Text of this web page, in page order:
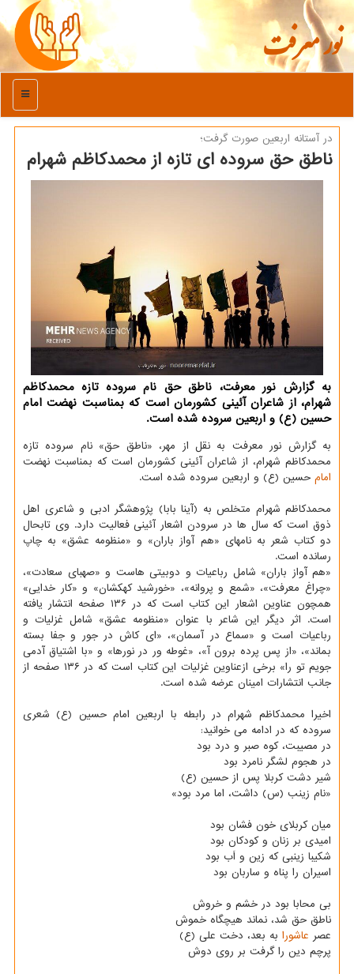
نور معرفت
منو
در آستانه اربعین صورت گرفت؛
ناطق حق سروده ای تازه از محمدکاظم شهرام
به گزارش نور معرفت، ناطق حق نام سروده تازه محمدکاظم
شهرام، از شاعران آئینی کشورمان است که بمناسبت نهضت امام
حسین (ع) و اربعین سروده شده است.
به گزارش نور معرفت به نقل از مهر، «ناطق حق» نام سروده تازه
محمدکاظم شهرام، از شاعران آئینی کشورمان است که بمناسبت نهضت
امام حسین (ع) و اربعین سروده شده است.
محمدکاظم شهرام متخلص به (آینا بابا) پژوهشگر ادبی و شاعری اهل
ذوق است که سال ها در سرودن اشعار آئینی فعالیت دارد. وی تابحال
دو کتاب شعر به نامهای «هم آواز باران» و «منظومه عشق» به چاپ
رسانده است.
«هم آواز باران» شامل رباعیات و دوبیتی هاست و «صهبای سعادت»،
«چراغ معرفت»، «شمع و پروانه»، «خورشید کهکشان» و «کار خدایی»
همچون عناوین اشعار این کتاب است که در ۱۳۶ صفحه انتشار یافته
است. اثر دیگر این شاعر با عنوان «منظومه عشق» شامل غزلیات و
رباعیات است و «سماع در آسمان»، «ای کاش در جور و جفا بسته
بماند»، «از پس پرده برون آ»، «غوطه ور در نورها» و «با اشتیاق آدمی
جویم تو را» برخی ازعناوین غزلیات این کتاب است که در ۱۳۶ صفحه از
جانب انتشارات امینان عرضه شده است.
اخیرا محمدکاظم شهرام در رابطه با اربعین امام حسین (ع) شعری
سروده که در ادامه می خوانید:
در مصیبت، کوه صبر و درد بود
در هجوم لشگر نامرد بود
شیر دشت کربلا پس از حسین (ع)
«نام زینب (س) داشت، اما مرد بود»
میان کربلای خون فشان بود
امیدی بر زنان و کودکان بود
شکیبا زینبی که زین و اَب بود
اسیران را پناه و ساربان بود
بی محابا بود در خشم و خروش
ناطق حق شد، نماند هیچگاه خموش
عصر عاشورا به بعد، دخت علی (ع)
پرچم دین را گرفت بر روی دوش